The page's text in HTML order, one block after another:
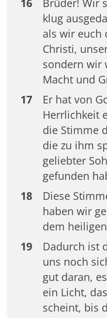
16
Brüder! Wir
klug
als wir euch
Christi,
sondern wir
Macht und
17
Er hat von
Herrlichkeit
die Stimme
die zu ihm
geliebter
gefunden
18
Diese
haben wir
dem
19
Dadurch ist
uns noch
gut daran,
ein Licht,
scheint, bis